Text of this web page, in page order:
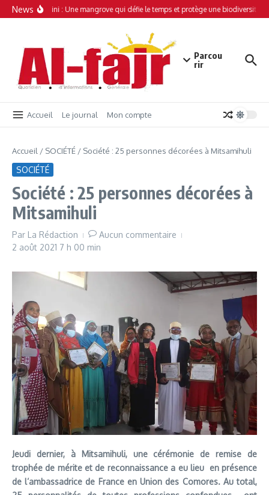
Aller au contenu
News
Simamboini : Une mangrove qui défie le temps et protège une biodiversité
Parcou
rir
Accueil Le journal Mon compte
Accueil / SOCIÉTÉ / Société : 25 personnes décorées à Mitsamihuli
SOCIÉTÉ
Société : 25 personnes décorées à
Mitsamihuli
Par La Rédaction
Aucun commentaire
2 août 2021 7 h 00 min
Jeudi dernier, à Mitsamihuli, une cérémonie de remise de
trophée de mérite et de reconnaissance a eu lieu en présence
de l’ambassadrice de France en Union des Comores. Au total,